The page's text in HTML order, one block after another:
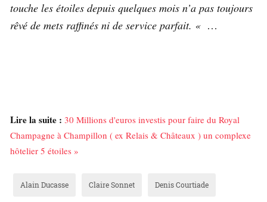
touche les étoiles depuis quelques mois n’a pas toujours
rêvé de mets raffinés ni de service parfait. « …
Lire la suite : 30 Millions d'euros investis pour faire du Royal
Champagne à Champillon ( ex Relais & Châteaux ) un complexe
hôtelier 5 étoiles »
Alain Ducasse Claire Sonnet Denis Courtiade